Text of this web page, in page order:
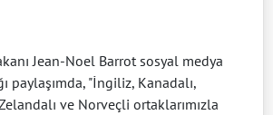
Jean-Noel Barrot sosyal medya
paylaşımda, "İngiliz, Kanadalı,
ve Norveçli ortaklarımızla